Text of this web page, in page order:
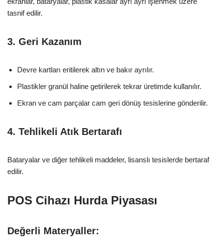
tasnif edilir.
3. Geri Kazanım
Devre kartları eritilerek altın ve bakır ayrılır.
Plastikler granül haline getirilerek tekrar üretimde kullanılır.
Ekran ve cam parçalar cam geri dönüş tesislerine gönderilir.
4. Tehlikeli Atık Bertarafı
Bataryalar ve diğer tehlikeli maddeler, lisanslı tesislerde bertaraf
edilir.
POS Cihazı Hurda Piyasası
Değerli Materyaller: